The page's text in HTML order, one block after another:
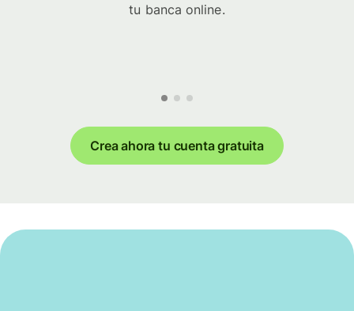
tu banca online.
Crea ahora tu cuenta gratuita